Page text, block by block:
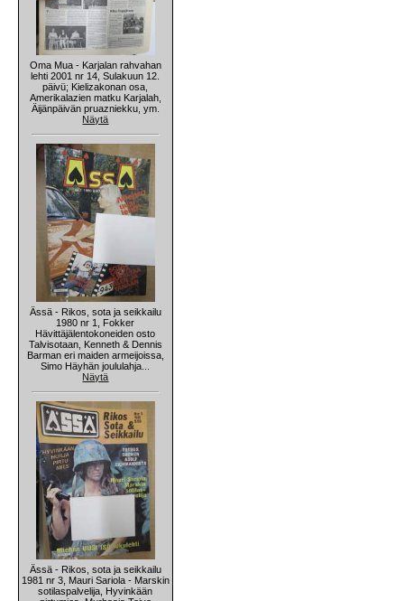
Oma Mua - Karjalan rahvahan
lehti 2001 nr 14, Sulakuun 12.
päivü; Kielizakonan osa,
Amerikalazien matku Karjalah,
Äijänpäivän pruazniekku, ym.
Näytä
Ässä - Rikos, sota ja seikkailu
1980 nr 1, Fokker
Hävittäjälentokoneiden osto
Talvisotaan, Kenneth & Dennis
Barman eri maiden armeijoissa,
Simo Häyhän joululahja...
Näytä
Ässä - Rikos, sota ja seikkailu
1981 nr 3, Mauri Sariola - Marskin
sotilaspalvelija, Hyvinkään